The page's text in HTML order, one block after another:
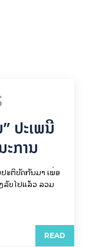
ປະເພນີ
ການ
ະຕິບັດກັນມາ ເພື່ອ
ບໄປແລ້ວ ລວມ
READ